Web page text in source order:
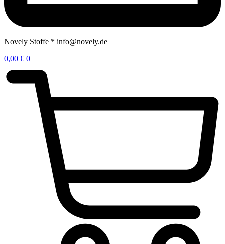
Novely Stoffe * info@novely.de
0,00 € 0